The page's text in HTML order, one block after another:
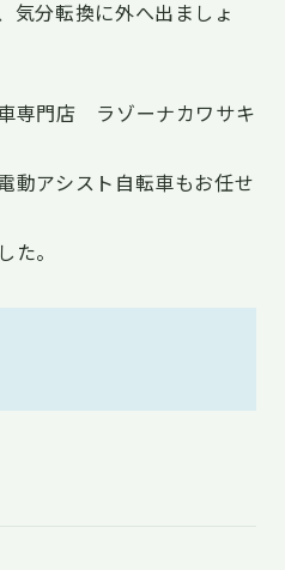
気分転換に外へ出ましょ
専門店 ラゾーナカワサキ
アシスト自転車もお任せ
。